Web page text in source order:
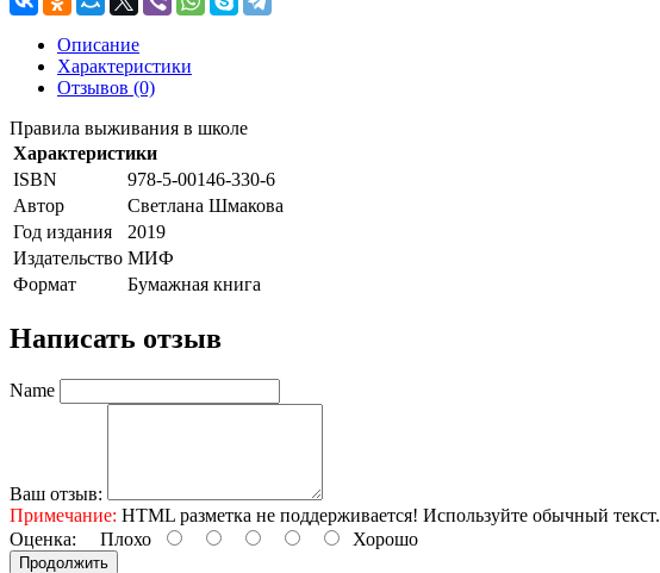
Описание
Характеристики
Отзывов (0)
Правила выживания в школе
Характеристики
ISBN
978-5-00146-330-6
Автор
Светлана Шмакова
Год издания
2019
Издательство МИФ
Формат
Бумажная книга
Написать отзыв
Name
Ваш отзыв:
Примечание: HTML разметка не поддерживается! Используйте обычный текст.
Оценка: Плохо Хорошо
Продолжить